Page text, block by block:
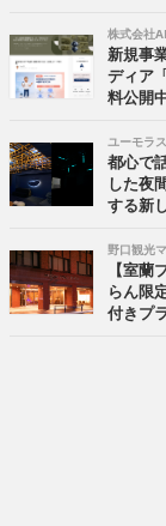
株式会社
新規事
ディア
料公開
ユーモラス
都心で
した夜
する新
野口観光
【室蘭
らん限
付きプ